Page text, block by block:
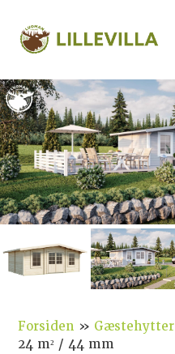
Forsiden » Gæstehytter
24 m² / 44 mm